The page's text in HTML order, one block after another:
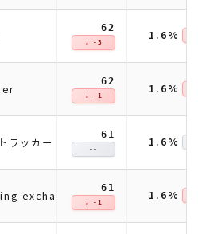
62
↓ -3 1.6%
62
↓ -1 1.6%
ラッカー
61
-- 1.6%
exchange (Index Exchange)
61
↓ -1 1.6%